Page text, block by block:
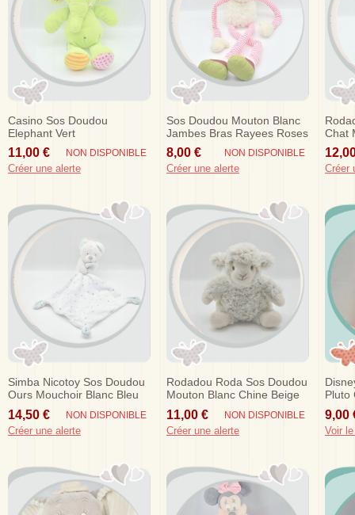
Casino Sos Doudou
Elephant Vert
11,00 € NON DISPONIBLE
Créer une alerte
Sos Doudou Mouton Blanc
Jambes Bras Rayees Roses
I Need You
8,00 € NON DISPONIBLE
Créer une alerte
Chat
Créer
Simba Nicotoy Sos Doudou
Ours Mouchoir Blanc Bleu
14,50 € NON DISPONIBLE
Créer une alerte
Rodadou Roda Sos Doudou
Mouton Blanc Chine Beige
Marron
11,00 € NON DISPONIBLE
Créer une alerte
Pluto
9,00
Voir